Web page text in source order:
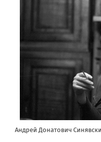
Андрей Донатович